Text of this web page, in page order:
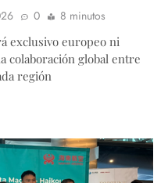
0
8 minutos
exclusivo europeo ni
colaboración global entre
región